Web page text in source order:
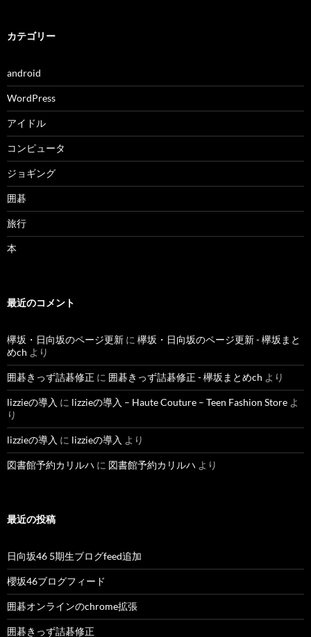
カテゴリー
android
WordPress
アイドル
コンピュータ
ジョギング
囲碁
旅行
本
最近のコメント
欅坂・日向坂のページ更新 に 欅坂・日向坂のページ更新 - 欅坂まと
めch より
囲碁きっず詰碁修正 に 囲碁きっず詰碁修正 - 欅坂まとめch より
lizzieの導入 に lizzieの導入 – Haute Couture – Teen Fashion Store よ
り
lizzieの導入 に lizzieの導入 より
図書館予約カリルハ に 図書館予約カリルハ より
最近の投稿
日向坂46 5期生ブログfeed追加
櫻坂46ブログフィード
囲碁オンラインのchrome拡張
囲碁きっず詰碁修正